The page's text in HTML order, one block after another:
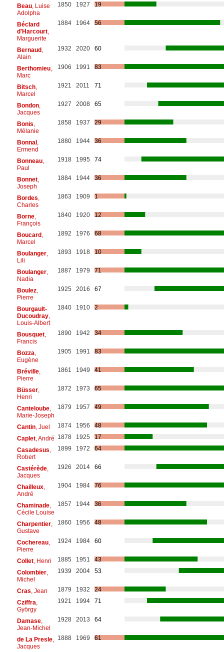
Beau, Luise
Adolpha
1850 1927 19
Béclard
d'Harcourt,
Marguerite
1884 1964 56
Bernaud,
Alain
1932 2020 60
Berthomieu,
Marc
1906 1991 83
Bitsch,
Marcel
1921 2011 71
Bondon,
Jacques
1927 2008 65
Bonis
Mélanie
1858 1937 29
Bonnal,
Ermend
1880 1944 36
Bonneau,
Paul
1918 1995 74
Bonnet,
Joseph
1884 1944 36
Bordes
Charles
1863 1909 1
Borne,
François
1840 1920 12
Boucard,
Marcel
1892 1976 68
Boulanger,
Lili
1893 1918 10
Boulanger,
Nadia
1887 1979 71
Boulez,
Pierre
1925 2016 67
Bourgault-
Ducoudray,
Louis-Albert
1840 1910 2
Bousquet,
Francis
1890 1942 34
Bozza
Eugène
1905 1991 83
Bréville,
Pierre
1861 1949 41
Büsser,
Henri
1872 1973 65
Canteloube,
Marie-Joseph
1879 1957 49
Cantin, Juel 1874 1956
48
Caplet, André 1878 1925
17
Casadesus
Robert
1899 1972 64
Castérède,
Jacques
1926 2014 66
Chailleux,
André
1904 1984 76
Chaminade,
Cécile Louise
1857 1944 36
Charpentier,
Gustave
1860 1956 48
Cochereau,
Pierre
1924 1984 60
Collet, Henri 1885 1951
43
Colombier,
Michel
1939 2004 53
Cras , Jean 1879 1932
24
Cziffra
György
1921 1994 71
Damase,
Jean-Michel
1928 2013 64
de La Presle,
Jacques
1888 1969 61